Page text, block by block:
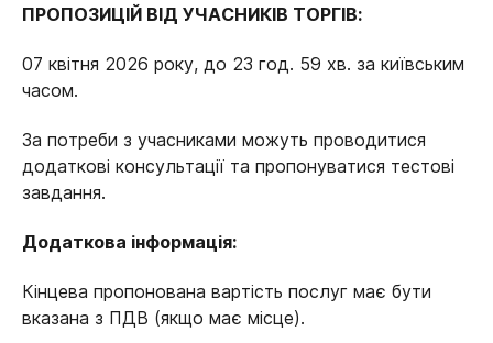
ПРОПОЗИЦІЙ ВІД УЧАСНИКІВ ТОРГІВ:
07 квітня 2026 року, до 23 год. 59 хв. за київським
часом.
За потреби з учасниками можуть проводитися
додаткові консультації та пропонуватися тестові
завдання.
Додаткова інформація:
Кінцева пропонована вартість послуг має бути
вказана з ПДВ (якщо має місце).